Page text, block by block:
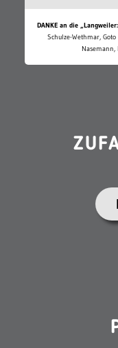
DANKE an die
Schulze-Wethmar,
Nasemann,